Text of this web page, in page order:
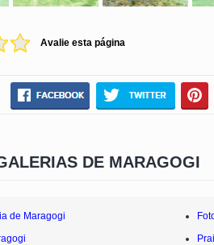
Avalie esta página
DE MARAGOGI
de Maragogi